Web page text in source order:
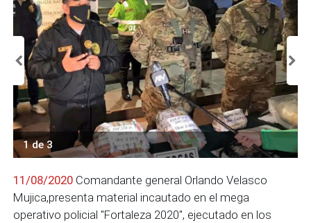
1 de 3
11/08/2020 Comandante general Orlando Velasco
Mujica,presenta material incautado en el mega
operativo policial "Fortaleza 2020", ejecutado en los